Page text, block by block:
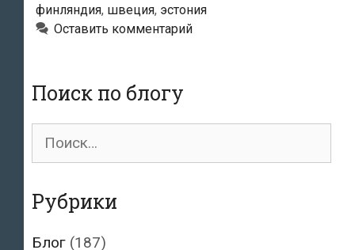
финляндия, швеция, эстония
Оставить комментарий
Поиск по блогу
Поиск
Рубрики
Блог (187)